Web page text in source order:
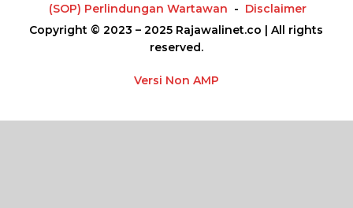
(SOP) Perlindungan Wartawan
Disclaimer
Copyright © 2023 – 2025 Rajawalinet.co | All rights
reserved.
Versi Non AMP